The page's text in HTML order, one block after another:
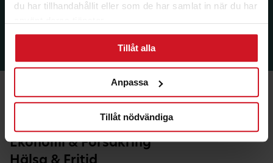
du har tillhandahållit eller som de har samlat in när du har
Tillåt alla
Anpassa
Tillåt nödvändiga
Ekonomi & Försäkring